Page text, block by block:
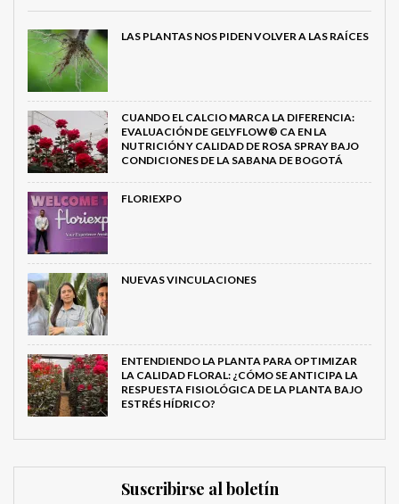
LAS PLANTAS NOS PIDEN VOLVER A LAS RAÍCES
CUANDO EL CALCIO MARCA LA DIFERENCIA:
EVALUACIÓN DE GELYFLOW® CA EN LA
NUTRICIÓN Y CALIDAD DE ROSA SPRAY BAJO
CONDICIONES DE LA SABANA DE BOGOTÁ
FLORIEXPO
NUEVAS VINCULACIONES
ENTENDIENDO LA PLANTA PARA OPTIMIZAR
LA CALIDAD FLORAL: ¿CÓMO SE ANTICIPA LA
RESPUESTA FISIOLÓGICA DE LA PLANTA BAJO
ESTRÉS HÍDRICO?
Suscribirse al boletín